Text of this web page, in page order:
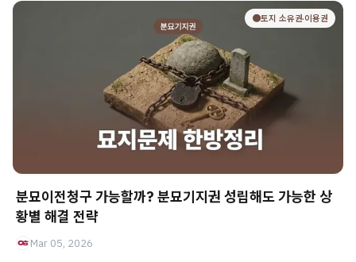
🟤토지 소유권·이용권
분묘이전청구 가능할까? 분묘기지권 성립해도 가능한 상
황별 해결 전략
Mar 05, 2026